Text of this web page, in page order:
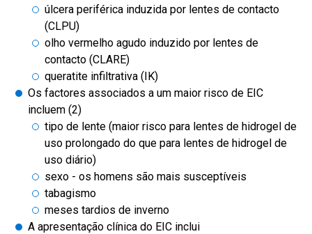
úlcera periférica induzida por lentes de contacto
(CLPU)
olho vermelho agudo induzido por lentes de
contacto (CLARE)
queratite infiltrativa (IK)
Os factores associados a um maior risco de EIC
incluem (2)
tipo de lente (maior risco para lentes de hidrogel de
uso prolongado do que para lentes de hidrogel de
uso diário)
sexo - os homens são mais susceptíveis
tabagismo
meses tardios de inverno
A apresentação clínica do EIC inclui